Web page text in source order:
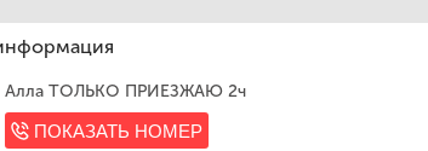
Алла ТОЛЬКО ПРИЕЗЖАЮ 2ч
ПОКАЗАТЬ НОМЕР